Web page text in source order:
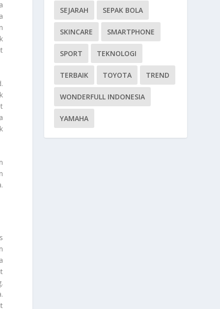
SEJARAH SEPAK BOLA
SKINCARE SMARTPHONE
SPORT TEKNOLOGI
TERBAIK TOYOTA TREND
WONDERFULL INDONESIA
YAMAHA